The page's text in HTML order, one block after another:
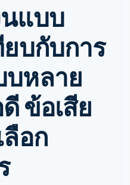
ม
วง
ก็บ
งิน
บิล
ร
เงิน
บิล
หรือ
แผน
ร
Global
เบิกจ่าย
บุคคลที่
สาม
การชำ
เงินสำ
อเจนต์
เงินที่ผสาน
นมัติด้าน
นแอป
นออนไลน์
ชำระเงิน
หรือ
เงินตาม
บเงินตาม
บสนุนที่ได้
าง
นแบบ
ยบกับการ
บหลาย
ข้อเสีย
อก